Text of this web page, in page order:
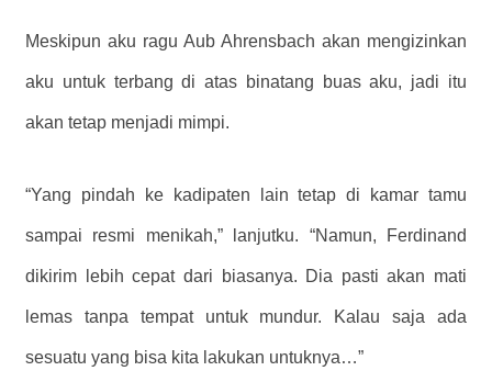
Meskipun aku ragu Aub Ahrensbach akan mengizinkan
aku untuk terbang di atas binatang buas aku, jadi itu
akan tetap menjadi mimpi.
“Yang pindah ke kadipaten lain tetap di kamar tamu
sampai resmi menikah,” lanjutku. “Namun, Ferdinand
dikirim lebih cepat dari biasanya. Dia pasti akan mati
lemas tanpa tempat untuk mundur. Kalau saja ada
sesuatu yang bisa kita lakukan untuknya…”